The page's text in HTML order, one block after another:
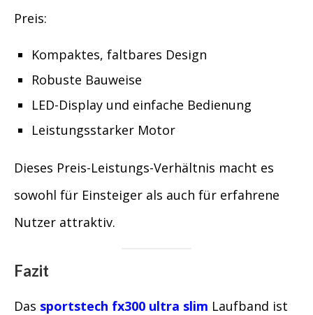
Preis:
Kompaktes, faltbares Design
Robuste Bauweise
LED-Display und einfache Bedienung
Leistungsstarker Motor
Dieses Preis-Leistungs-Verhältnis macht es
sowohl für Einsteiger als auch für erfahrene
Nutzer attraktiv.
Fazit
Das sportstech fx300 ultra slim Laufband ist